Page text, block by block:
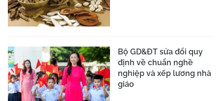
Bộ GD&ĐT sửa đổi quy
định về chuẩn nghề
nghiệp và xếp lương nhà
giáo